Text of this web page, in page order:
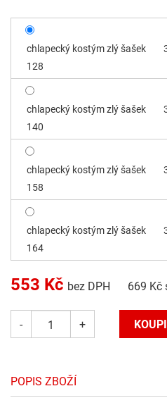
chlapecký kostým zlý šašek
128
chlapecký kostým zlý šašek
140
chlapecký kostým zlý šašek
158
chlapecký kostým zlý šašek
164
553 Kč bez DPH 669 Kč
- +
POPIS ZBOŽÍ